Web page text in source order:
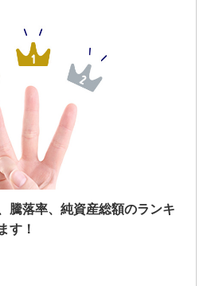
サービス
」
騰落率、純資産総額のランキ
す！